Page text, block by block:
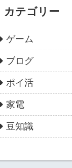
カテゴリー
ゲーム
ブログ
ポイ活
家電
豆知識